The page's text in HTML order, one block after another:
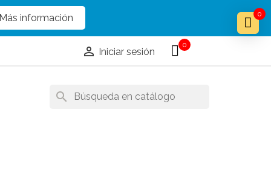
Más información
 Iniciar sesión
0
0
search